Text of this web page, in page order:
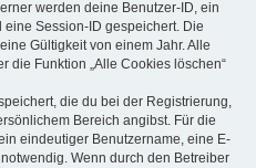
werden deine Benutzer-ID, ein
Session-ID gespeichert. Die
Gültigkeit von einem Jahr. Alle
die Funktion „Alle Cookies löschen“
die du bei der Registrierung,
Bereich angibst. Für die
eindeutiger Benutzername, eine E-
Wenn durch den Betreiber